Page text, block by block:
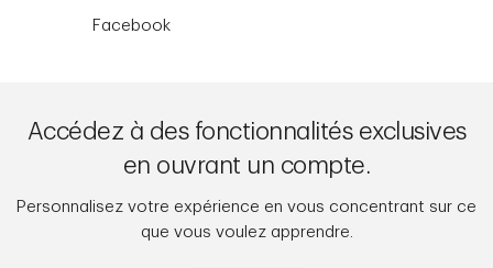
Facebook
Accédez à des fonctionnalités exclusives
en ouvrant un compte.
Personnalisez votre expérience en vous concentrant sur ce
que vous voulez apprendre.